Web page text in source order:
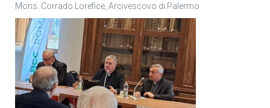
Mons. Corrado Lorefice, Arcivescovo di Palermo